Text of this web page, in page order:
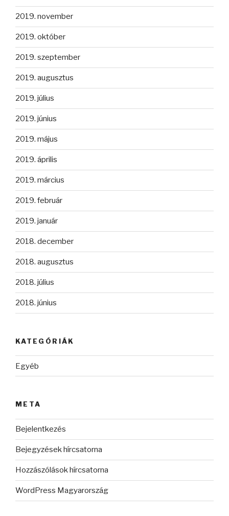
2019. november
2019. október
2019. szeptember
2019. augusztus
2019. július
2019. június
2019. május
2019. április
2019. március
2019. február
2019. január
2018. december
2018. augusztus
2018. július
2018. június
KATEGÓRIÁK
Egyéb
META
Bejelentkezés
Bejegyzések hírcsatorna
Hozzászólások hírcsatorna
WordPress Magyarország